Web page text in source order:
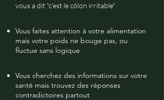
vous a dit "c'est le côlon irritable"
Vous faites attention à votre alimentation
mais votre poids ne bouge pas, ou
fluctue sans logique
Vous cherchez des informations sur votre
santé mais trouvez des réponses
contradictoires partout